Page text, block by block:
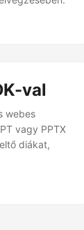
val
webes
vagy PPTX
diákat,